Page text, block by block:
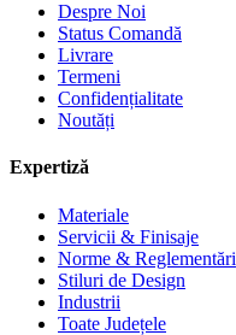
Despre Noi
Status Comandă
Livrare
Termeni
Confidențialitate
Noutăți
Expertiză
Materiale
Servicii & Finisaje
Norme & Reglementări
Stiluri de Design
Industrii
Toate Județele